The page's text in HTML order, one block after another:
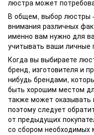
люстра может
В общем, выбор люстры
внимания различных
именно вам нужно для
учитывать ваши личные
Когда вы выбираете
бренд, изготовителя и
нибудь брендами,
быть хорошим местом
также может оказывать
поэтому следует
от предыдущих
со сбором